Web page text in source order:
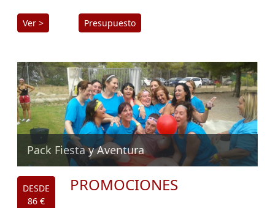
Ver > Presupuesto
Pack Fiesta y Aventura
DESDE
86 €
PROMOCIONES